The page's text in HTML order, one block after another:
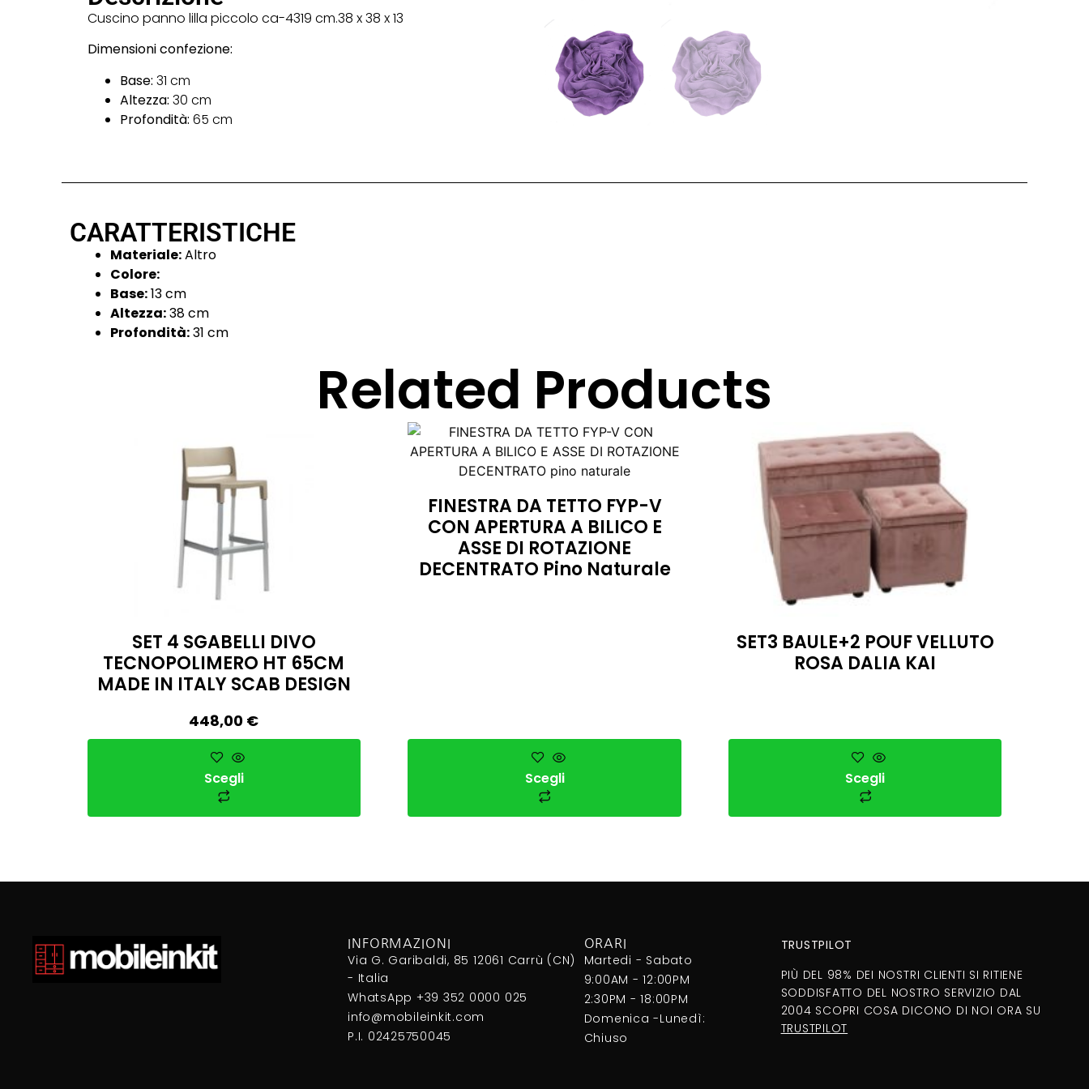
Cuscino panno lilla piccolo ca-4319 cm.38 x 38 x 13
Dimensioni confezione:
Base: 31 cm
Altezza: 30 cm
Profondità: 65 cm
CARATTERISTICHE
Materiale:Altro
Colore:
Base:13 cm
Altezza:38 cm
Profondità:31 cm
Related Products
SET 4 SGABELLI DIVO
TECNOPOLIMERO HT 65CM
MADE IN ITALY SCAB DESIGN
448,00 €
Scegli
FINESTRA DA TETTO FYP-V
CON APERTURA A BILICO E
ASSE DI ROTAZIONE
DECENTRATO Pino Naturale
Scegli
SET3 BAULE+2 POUF VELLUTO
ROSA DALIA KAI
Scegli
INFORMAZIONI
Via G. Garibaldi, 85 12061 Carrù (CN)
- Italia
WhatsApp +39 352 0000 025
info@mobileinkit.com
P.I. 02425750045
ORARI
Martedi - Sabato
9:00AM - 12:00PM
2:30PM - 18:00PM
Domenica -Lunedì:
Chiuso
TRUSTPILOT
PIÙ DEL 98% DEI NOSTRI CLIENTI SI RITIENE
SODDISFATTO DEL NOSTRO SERVIZIO DAL
2004 SCOPRI COSA DICONO DI NOI ORA SU
TRUSTPILOT